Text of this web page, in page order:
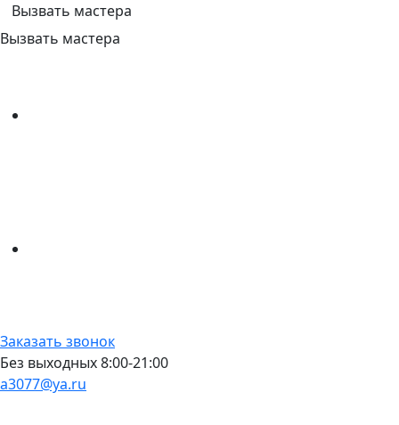
Вызвать мастера
Вызвать мастера
Заказать звонок
Без выходных 8:00-21:00
a3077@ya.ru